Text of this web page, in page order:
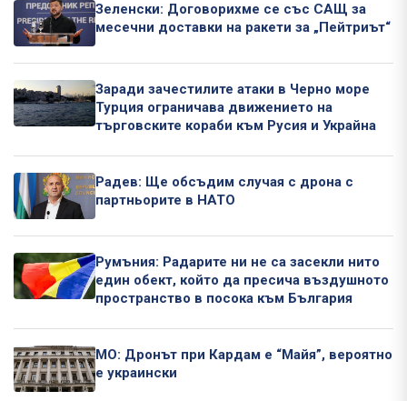
Зеленски: Договорихме се със САЩ за
месечни доставки на ракети за „Пейтриът“
Заради зачестилите атаки в Черно море
Турция ограничава движението на
търговските кораби към Русия и Украйна
Радев: Ще обсъдим случая с дрона с
партньорите в НАТО
Румъния: Радарите ни не са засекли нито
един обект, който да пресича въздушното
пространство в посока към България
МО: Дронът при Кардам е “Майя”, вероятно
е украински